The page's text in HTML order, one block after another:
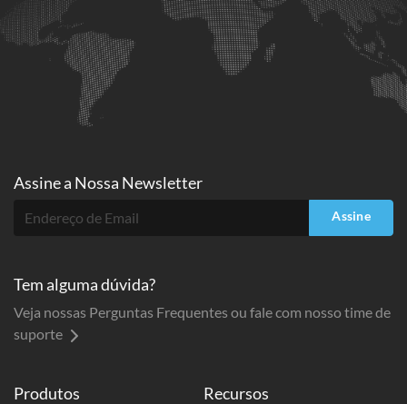
Produtos Recursos
Assine a Nossa Newsletter
Assine
Tem alguma dúvida?
Veja nossas Perguntas Frequentes ou fale com nosso time de
suporte